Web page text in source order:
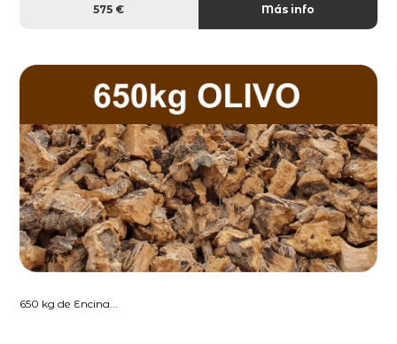
575 € Más info
650 kg de Encina...